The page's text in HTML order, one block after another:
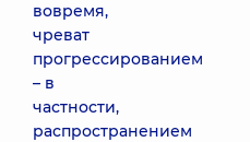
вовремя,
чреват
прогрессированием
– в
частности,
распространением